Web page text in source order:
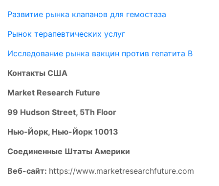
Развитие рынка клапанов для гемостаза
Рынок терапевтических услуг
Исследование рынка вакцин против гепатита В
Контакты США
Market Research Future
99 Hudson Street, 5Th Floor
Нью-Йорк, Нью-Йорк 10013
Соединенные Штаты Америки
Веб-сайт: https://www.marketresearchfuture.com